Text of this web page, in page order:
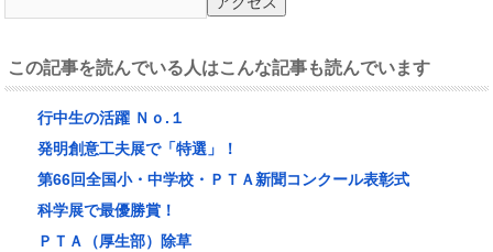
この記事を読んでいる人はこんな記事も読んでいます
行中生の活躍 Ｎｏ.１
発明創意工夫展で「特選」！
第66回全国小・中学校・ＰＴＡ新聞コンクール表彰式
科学展で最優勝賞！
ＰＴＡ（厚生部）除草